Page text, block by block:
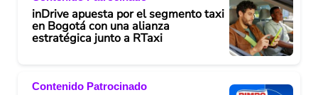
inDrive apuesta por el segmento taxi
en Bogotá con una alianza
estratégica junto a RTaxi
Contenido Patrocinado